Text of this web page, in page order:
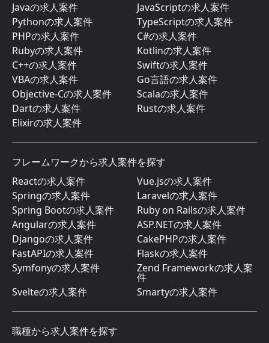
Javaの求人案件
JavaScriptの求人案件
Pythonの求人案件
TypeScriptの求人案件
PHPの求人案件
C#の求人案件
Rubyの求人案件
Kotlinの求人案件
C++の求人案件
Swiftの求人案件
VBAの求人案件
Go言語の求人案件
Objective-Cの求人案件
Scalaの求人案件
Dartの求人案件
Rustの求人案件
Elixirの求人案件
フレームワークから求人案件を探す
Reactの求人案件
Vue.jsの求人案件
Springの求人案件
Laravelの求人案件
Spring Bootの求人案件
Ruby on Railsの求人案件
Angularの求人案件
ASP.NETの求人案件
Djangoの求人案件
CakePHPの求人案件
FastAPIの求人案件
Flaskの求人案件
Symfonyの求人案件
Zend Frameworkの求人案
件
Svelteの求人案件
Smartyの求人案件
職種から求人案件を探す